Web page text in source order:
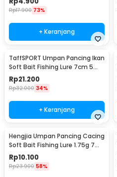
Rp17.900 73%
+ Keranjang
TaffSPORT Umpan Pancing Ikan
Soft Bait Fishing Lure 7cm 5
PCS - TY-BA58
Rp21.200
Rp32.000 34%
+ Keranjang
Hengjia Umpan Pancing Cacing
Soft Bait Fishing Lure 1.75g 7
PCS
Rp10.100
Rp23.900 58%